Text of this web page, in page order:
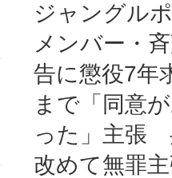
ジャングル
メンバー・
告に懲役7
まで「同意
った」主張
改めて無罪